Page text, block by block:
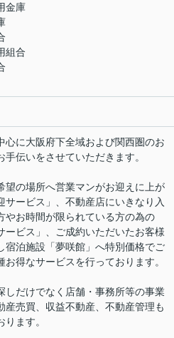
金庫
組合
心に大阪府下全域および関西圏のお
手伝いをさせていただきます。
望の場所へ営業マンがお迎えに上が
サービス」、不動産店にいきなり入
やお時間が限られている方の為の
ービス」、ご成約いただいたお客様
宿泊施設「夢咲館」へ特別価格でご
お得なサービスを行っております。
しだけでなく店舗・事務所等の事業
産売買、収益不動産、不動産管理も
ます。